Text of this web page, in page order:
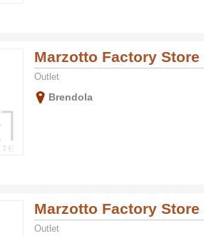
Marzotto Factory Store
Outlet
Brendola
Marzotto Factory Store
Outlet